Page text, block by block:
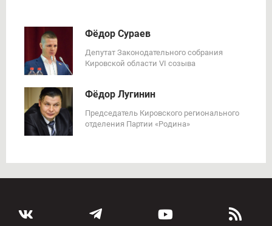
Фёдор Сураев
Депутат Законодательного собрания
Кировской области VI созыва
Фёдор Лугинин
Председатель Кировского регионального
отделения Партии «Родина»